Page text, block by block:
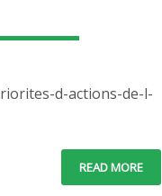
d-actions-de-l-
READ MORE